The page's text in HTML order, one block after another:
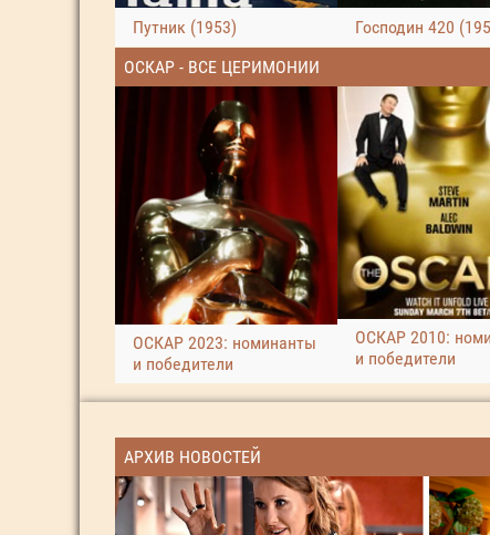
Путник (1953) Господин 420
ОСКАР - ВСЕ ЦЕРИМОНИИ
ОСКАР 2023: номинанты
и победители
ОСКАР 2010:
и победители
АРХИВ НОВОСТЕЙ